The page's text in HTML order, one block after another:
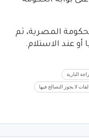
المصرية، ثم
أو عند الاستلام.
النارية
لا يجوز التصالح فيها